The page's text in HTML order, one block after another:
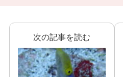
次の記事を読む